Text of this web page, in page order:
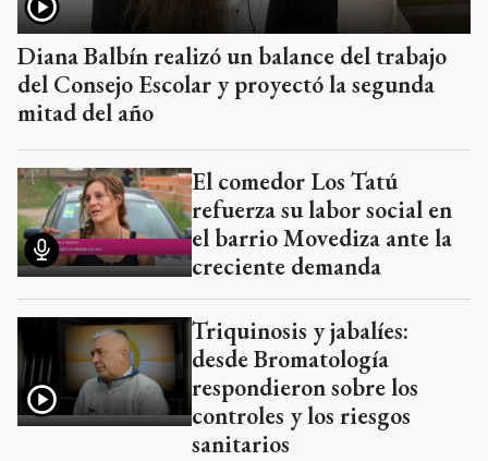
Diana Balbín realizó un balance del trabajo
del Consejo Escolar y proyectó la segunda
mitad del año
El comedor Los Tatú
refuerza su labor social en
el barrio Movediza ante la
creciente demanda
Triquinosis y jabalíes:
desde Bromatología
respondieron sobre los
controles y los riesgos
sanitarios